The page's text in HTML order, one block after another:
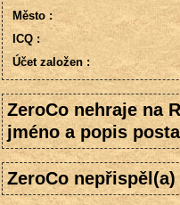
Město :
ICQ :
Účet založen :
ZeroCo nehraje na
jméno a popis
ZeroCo